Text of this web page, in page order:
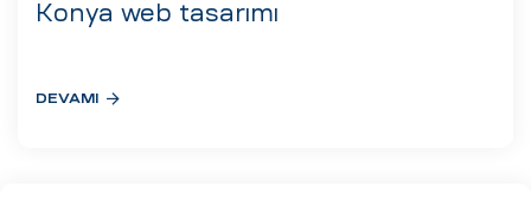
Konya web tasarımı
DEVAMI